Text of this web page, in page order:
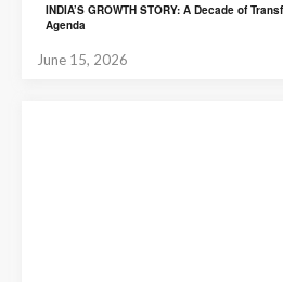
INDIA’S GROWTH STORY: A Decade of
Agenda
June 15, 2026